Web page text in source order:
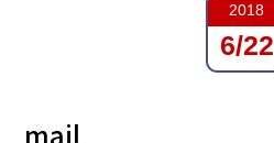
2018
6/22
mail